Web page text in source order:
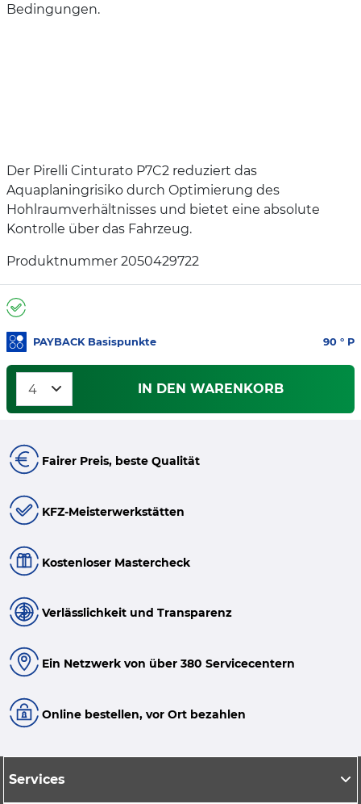
Bedingungen.
Der Pirelli Cinturato P7C2 reduziert das
Aquaplaningrisiko durch Optimierung des
Hohlraumverhältnisses und bietet eine absolute
Kontrolle über das Fahrzeug.
Produktnummer 2050429722
PAYBACK Basispunkte 90 ° P
IN DEN WARENKORB
Fairer Preis, beste Qualität
KFZ-Meisterwerkstätten
Kostenloser Mastercheck
Verlässlichkeit und Transparenz
Ein Netzwerk von über 380 Servicecentern
Online bestellen, vor Ort bezahlen
Services